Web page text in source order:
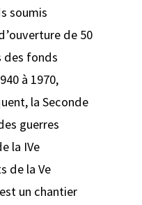
soumis
de 50
des fonds
à 1970,
la Seconde
guerres
la IVe
de la Ve
un chantier